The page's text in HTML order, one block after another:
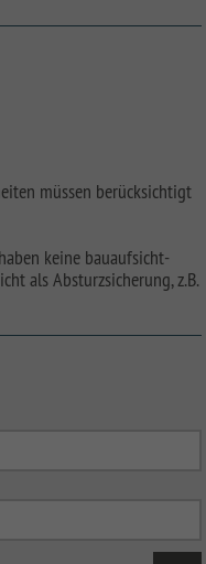
müssen berücksichtigt
keine bauaufsicht-
als Absturzsicherung, z.B.